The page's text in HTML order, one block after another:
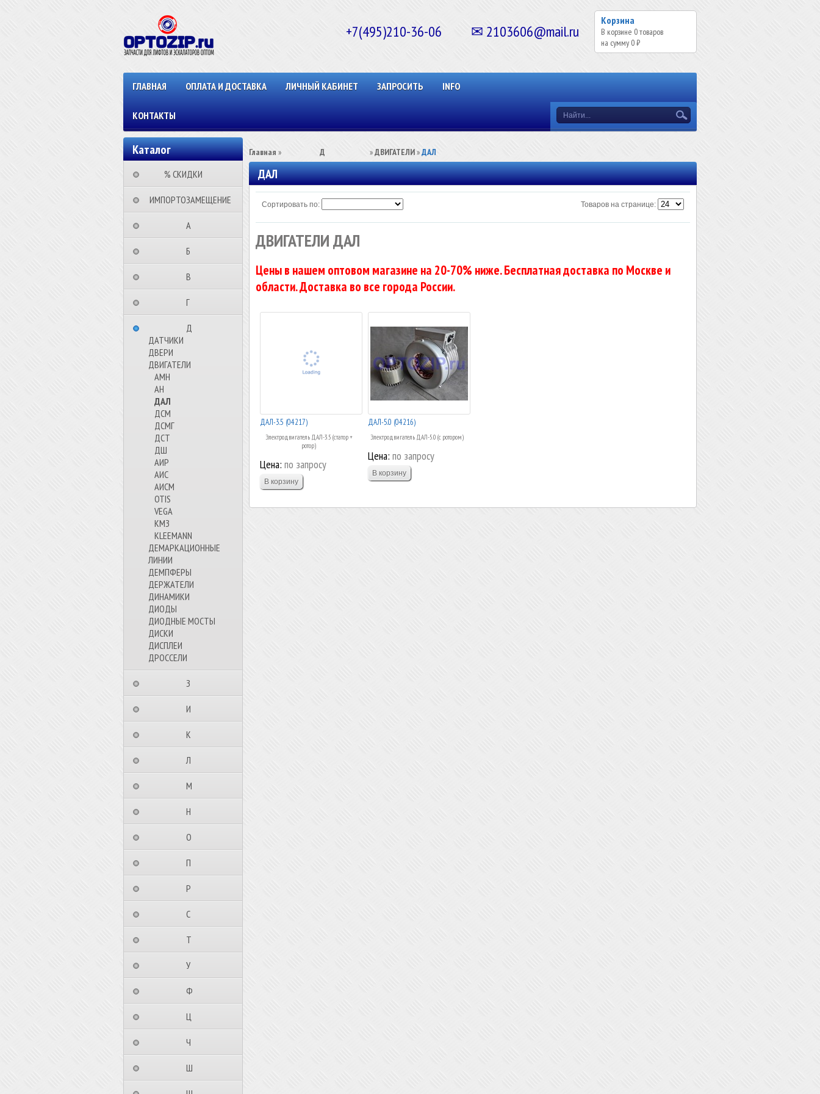
Корзина
В корзине 0товаров
на сумму 0 ₽
+7(495)210-36-06 ✉ 2103606@mail.ru
ГЛАВНАЯ ОПЛАТА И ДОСТАВКА ЛИЧНЫЙ КАБИНЕТ ЗАПРОСИТЬ INFO
КОНТАКТЫ
Каталог
⠀⠀⠀% СКИДКИ⠀⠀⠀⠀
⠀ИМПОРТОЗАМЕЩЕНИЕ
⠀⠀⠀⠀⠀⠀А⠀⠀⠀⠀⠀⠀⠀
⠀⠀⠀⠀⠀⠀Б⠀⠀⠀⠀⠀⠀⠀
⠀⠀⠀⠀⠀⠀В⠀⠀⠀⠀⠀⠀⠀
⠀⠀⠀⠀⠀⠀Г⠀⠀⠀⠀⠀⠀⠀
⠀⠀⠀⠀⠀⠀Д⠀⠀⠀⠀⠀⠀⠀
ДАТЧИКИ
ДВЕРИ
ДВИГАТЕЛИ
АМН
АН
ДАЛ
ДСМ
ДСМГ
ДСТ
ДШ
АИР
АИС
АИСМ
OTIS
VEGA
КМЗ
KLEEMANN
ДЕМАРКАЦИОННЫЕ
ЛИНИИ
ДЕМПФЕРЫ
ДЕРЖАТЕЛИ
ДИНАМИКИ
ДИОДЫ
ДИОДНЫЕ МОСТЫ
ДИСКИ
ДИСПЛЕИ
ДРОССЕЛИ
⠀⠀⠀⠀⠀⠀З⠀⠀⠀⠀⠀⠀⠀
⠀⠀⠀⠀⠀⠀И⠀⠀⠀⠀⠀⠀⠀
⠀⠀⠀⠀⠀⠀К⠀⠀⠀⠀⠀⠀⠀
⠀⠀⠀⠀⠀⠀Л⠀⠀⠀⠀⠀⠀⠀
⠀⠀⠀⠀⠀⠀М⠀⠀⠀⠀⠀⠀⠀
⠀⠀⠀⠀⠀⠀Н⠀⠀⠀⠀⠀⠀⠀
⠀⠀⠀⠀⠀⠀О⠀⠀⠀⠀⠀⠀⠀
⠀⠀⠀⠀⠀⠀П⠀⠀⠀⠀⠀⠀⠀
⠀⠀⠀⠀⠀⠀Р⠀⠀⠀⠀⠀⠀⠀
⠀⠀⠀⠀⠀⠀С⠀⠀⠀⠀⠀⠀⠀
⠀⠀⠀⠀⠀⠀Т⠀⠀⠀⠀⠀⠀⠀
⠀⠀⠀⠀⠀⠀У⠀⠀⠀⠀⠀⠀⠀
⠀⠀⠀⠀⠀⠀Ф⠀⠀⠀⠀⠀⠀⠀
⠀⠀⠀⠀⠀⠀Ц⠀⠀⠀⠀⠀⠀⠀
⠀⠀⠀⠀⠀⠀Ч⠀⠀⠀⠀⠀⠀⠀
⠀⠀⠀⠀⠀⠀Ш⠀⠀⠀⠀⠀⠀⠀
Главная » ⠀⠀⠀⠀⠀⠀Д⠀⠀⠀⠀⠀⠀⠀ »ДВИГАТЕЛИ»ДАЛ
ДАЛ
Сортировать по: Товаров на странице:
ДВИГАТЕЛИ ДАЛ
Цены в нашем оптовом магазине на 20-70% ниже. Бесплатная доставка по Москве и
области. Доставка во все города России.
ДАЛ-3.5 (04217)
Электродвигатель ДАЛ-3.5 (статор +
ротор)
Цена: по запросу
ДАЛ-5.0 (04216)
Электродвигатель ДАЛ-5.0 (с ротором)
Цена: по запросу